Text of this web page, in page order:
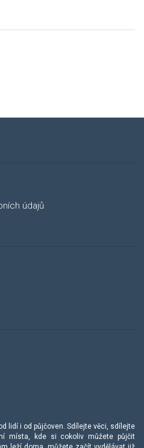
údajů
lidí i od půjčoven. Sdílejte věci, sdílejte
místa, kde si cokoliv můžete půjčit